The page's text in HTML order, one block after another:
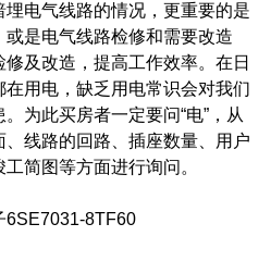
电气线路的情况，更重要的是
是电气线路检修和需要改造
及改造，提高工作效率。在日
用电，缺乏用电常识会对我们
为此买房者一定要问“电”，从
线路的回路、插座数量、用户
简图等方面进行询问。
8TF60